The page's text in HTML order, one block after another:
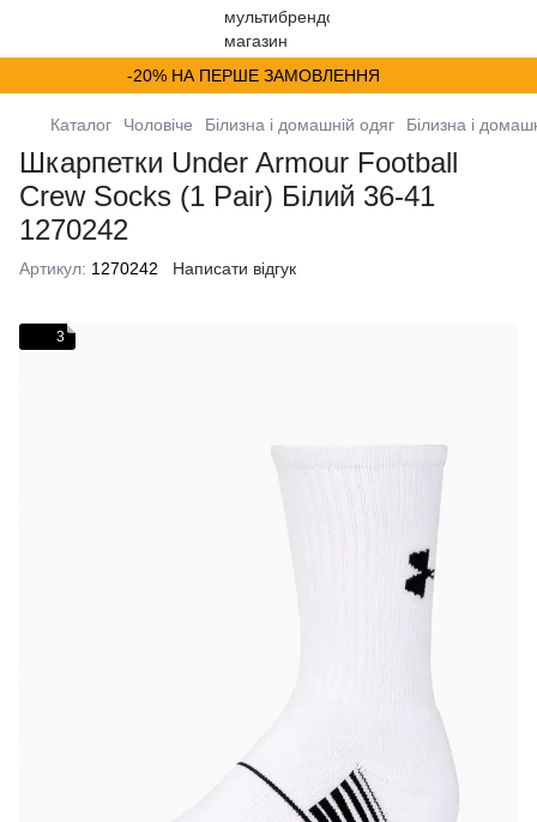
-20% НА ПЕРШЕ ЗАМОВЛЕННЯ
Каталог Чоловіче Білизна і домашній одяг Білизна і
Шкарпетки Under Armour Football
Crew Socks (1 Pair) Білий 36-41
1270242
Артикул: 1270242 Написати відгук
3